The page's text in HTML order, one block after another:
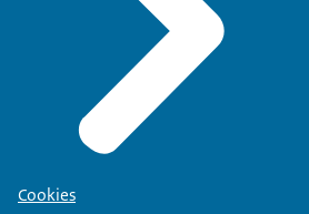
Cookies